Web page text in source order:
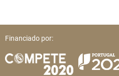
Financiado por: